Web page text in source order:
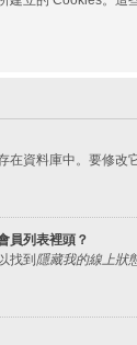
資料庫中。要修改
員列表裡頭？
找到隱藏我的線上狀